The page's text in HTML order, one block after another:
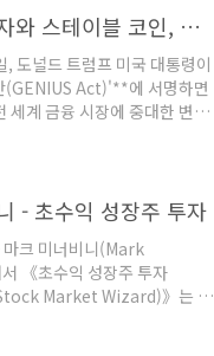
적으로 분석해 보겠습니다. 이
Act)'입니다. 이 순간은
는 새로운 자산군에 대한 규제
한 것을 넘어, 21세기 디지털
둘러싼 지정학적 경쟁에서
대담하고 정교한 승부수의 시
이었습니다.많은 분들이 '스
미국 재정적자와 스테이블 코인, 비트코인의 부상
도널드 트럼프 미국 대통령이
(GENIUS Act)'**에 서명하면
세계 금융 시장에 중대한 변화
다. 이 법안은 표면적으로는
는 특정 암호화폐를 규제하는
, 달러 패권의 디지털 시대 확
인을 위시한 암호화폐 산업의
거대한 전략적 목표가 복잡하
이번 포스팅에서는 경제 지식
게 이해할 수 있도록 미국의 재
여, 스테이블코인과 지니어스
- 초수익 성장주 투자
마크 미너비니(Mark
《초수익 성장주 투자
Market Wizard)》는 단
익률을 달성하기 위한 체계